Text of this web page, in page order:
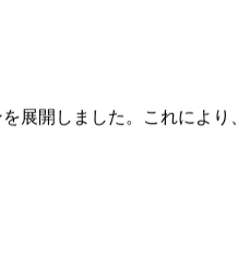
定しました。これにより、よ